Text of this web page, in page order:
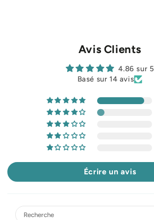
Avis Clients
4.86 sur 5
Basé sur 14 avis
Écrire un avis